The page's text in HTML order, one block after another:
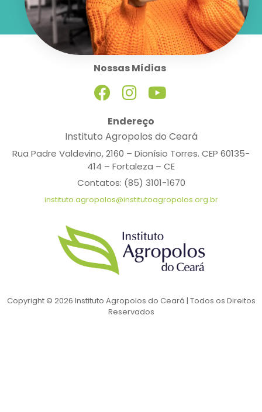
Endereço
Instituto Agropolos do Ceará
Rua Padre Valdevino, 2160 – Dionísio Torres. CEP 60135-
414 – Fortaleza – CE
Contatos: (85) 3101-1670
instituto.agropolos@institutoagropolos.org.br
Nossas Mídias
Copyright © 2026 Instituto Agropolos do Ceará | Todos os Direitos
Reservados